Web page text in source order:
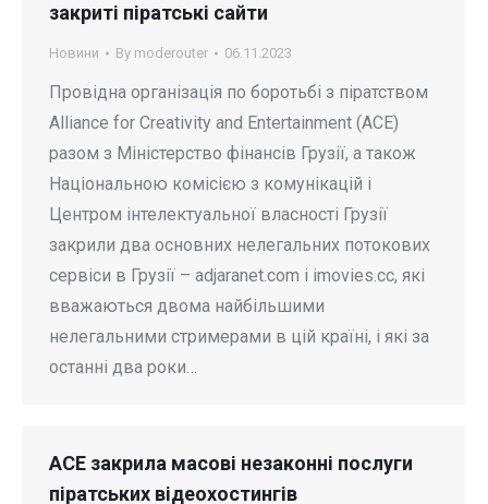
закриті піратські сайти
Новини By moderouter 06.11.2023
Провідна організація по боротьбі з піратством
Alliance for Creativity and Entertainment (ACE)
разом з Міністерство фінансів Грузії, а також
Національною комісією з комунікацій і
Центром інтелектуальної власності Грузії
закрили два основних нелегальних потокових
сервіси в Грузії – аdjaranet.com і imovies.cc, які
вважаються двома найбільшими
нелегальними стримерами в цій країні, і які за
останні два роки…
ACE закрила масові незаконні послуги
піратських відеохостингів